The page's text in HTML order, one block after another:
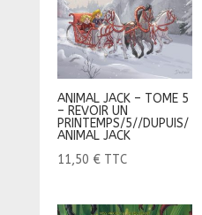
ANIMAL JACK – TOME 5
– REVOIR UN
PRINTEMPS/5//DUPUIS/
ANIMAL JACK
11,50 € TTC